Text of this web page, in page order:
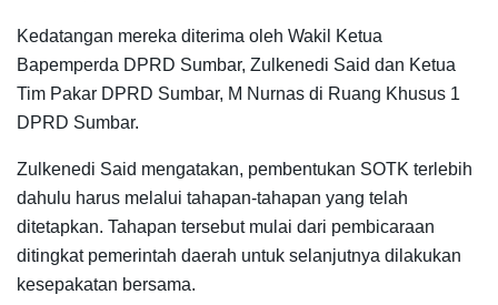
Kedatangan mereka diterima oleh Wakil Ketua
Bapemperda DPRD Sumbar, Zulkenedi Said dan Ketua
Tim Pakar DPRD Sumbar, M Nurnas di Ruang Khusus 1
DPRD Sumbar.
Zulkenedi Said mengatakan, pembentukan SOTK terlebih
dahulu harus melalui tahapan-tahapan yang telah
ditetapkan. Tahapan tersebut mulai dari pembicaraan
ditingkat pemerintah daerah untuk selanjutnya dilakukan
kesepakatan bersama.